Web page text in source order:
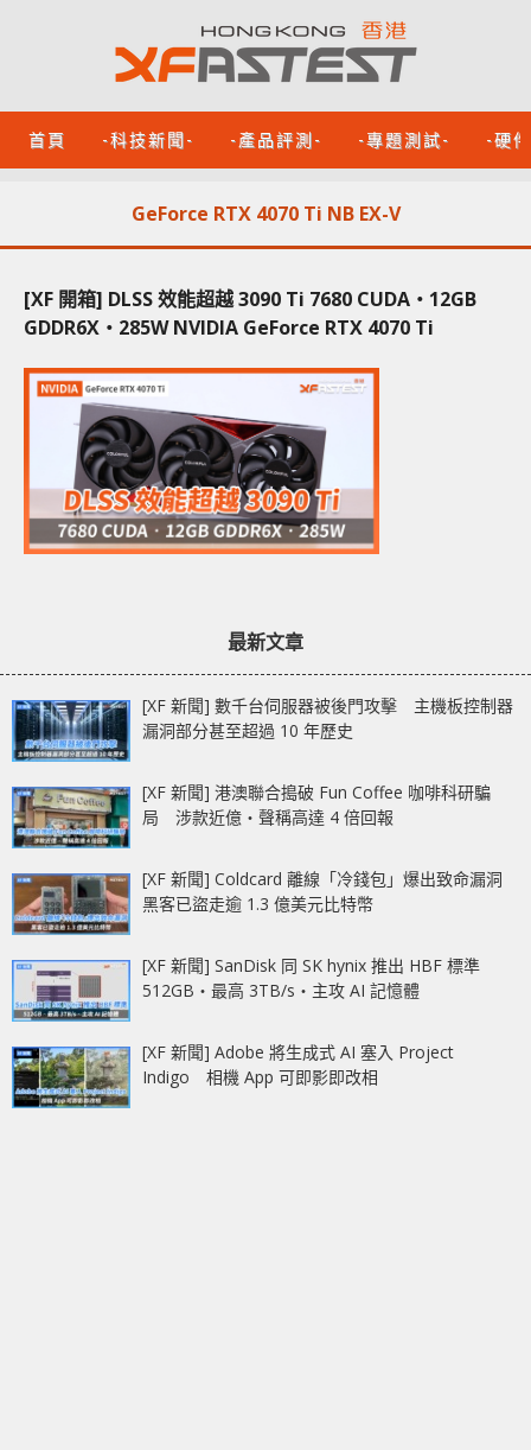
首頁 -科技新聞- -產品評測- -專題測試- -硬
GeForce RTX 4070 Ti NB EX-V
[XF 開箱] DLSS 效能超越 3090 Ti 7680 CUDA‧12GB
GDDR6X‧285W NVIDIA GeForce RTX 4070 Ti
最新文章
[XF 新聞] 數千台伺服器被後門攻擊 主機板控制器
漏洞部分甚至超過 10 年歷史
[XF 新聞] 港澳聯合搗破 Fun Coffee 咖啡科研騙
局 涉款近億‧聲稱高達 4 倍回報
[XF 新聞] Coldcard 離線「冷錢包」爆出致命漏洞
黑客已盜走逾 1.3 億美元比特幣
[XF 新聞] SanDisk 同 SK hynix 推出 HBF 標準
512GB‧最高 3TB/s‧主攻 AI 記憶體
[XF 新聞] Adobe 將生成式 AI 塞入 Project
Indigo 相機 App 可即影即改相